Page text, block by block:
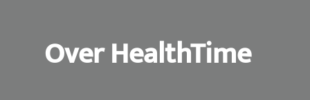
Over HealthTime